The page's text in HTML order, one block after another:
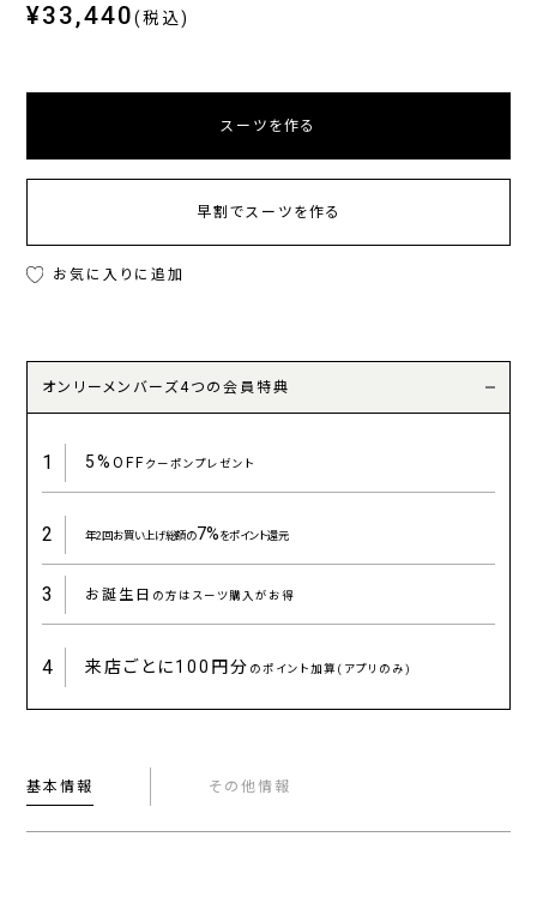
¥33,440(税込)
スーツを作る
早割でスーツを作る
お気に入りに追加
オンリーメンバーズ4つの会員特典
1 5%OFFクーポンプレゼント
2 年2回お買い上げ総額の7%をポイント還元
3 お誕生日 の方はスーツ購入がお得
4 来店ごとに100円分 のポイント加算(アプリのみ)
基本情報 その他情報